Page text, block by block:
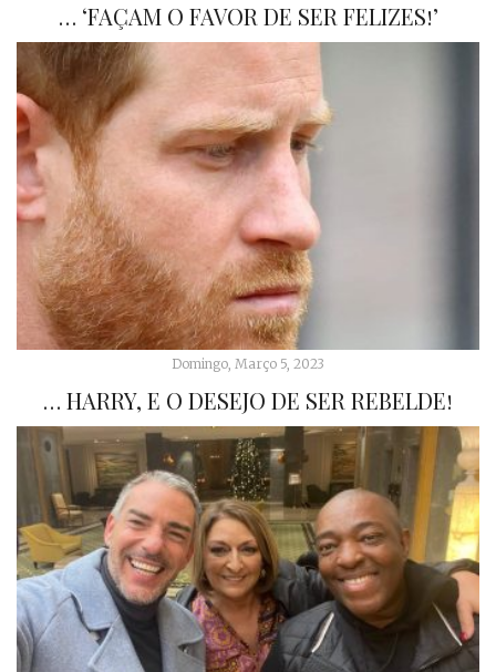
… ‘FAÇAM O FAVOR DE SER FELIZES!’
Domingo, Março 5, 2023
… HARRY, E O DESEJO DE SER REBELDE!